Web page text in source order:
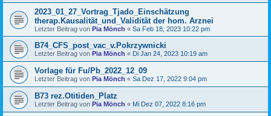
2023_01_27_Vortrag_Tjado_Einschätzung
therap.Kausalität_und_Validität der hom. Arznei
Letzter Beitrag von Pia Mönch « Sa Feb 18, 2023 10:22 pm
B74_CFS_post_vac_v.Pokrzywnicki
Letzter Beitrag von Pia Mönch « Di Jan 24, 2023 10:19 am
Vorlage für Fu/Pb_2022_12_09
Letzter Beitrag von Pia Mönch « Sa Dez 17, 2022 9:04 pm
B73 rez.Otitiden_Platz
Letzter Beitrag von Pia Mönch « Mi Dez 07, 2022 8:16 pm